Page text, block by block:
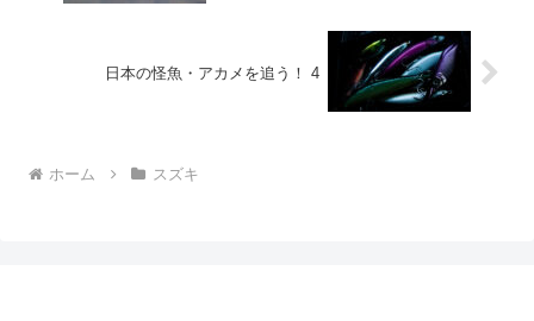
日本の怪魚・アカメを追う！ 4
ホーム スズキ